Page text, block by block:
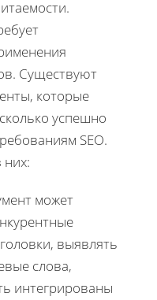
Существуют
которые
успешно
SEO.
них:
может
выявлять
слова,
интегрированы